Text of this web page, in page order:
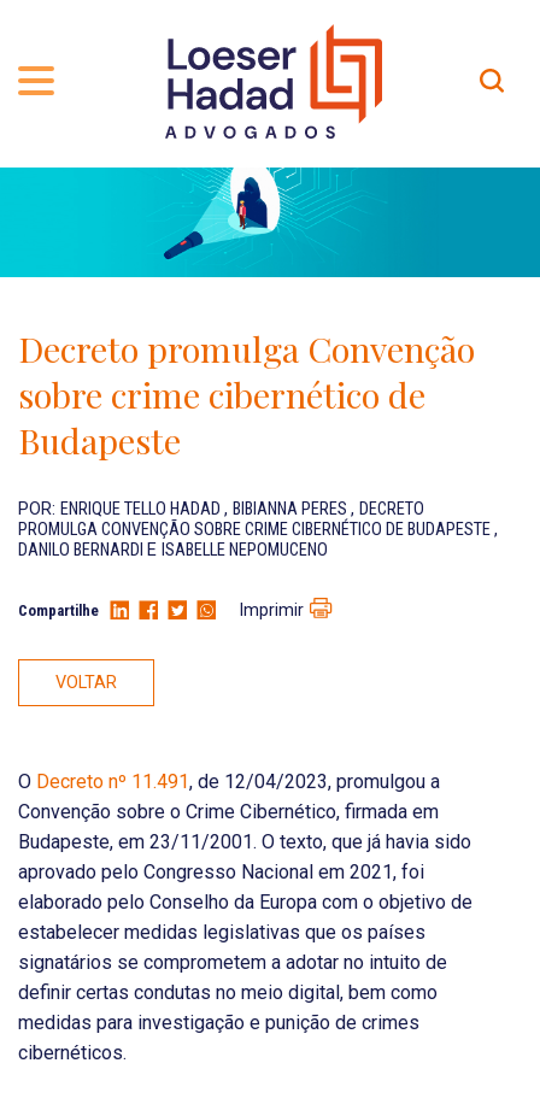
INCLUSÃO E DIVERSIDADE
PRÊMIOS
NOSSA EQUIPE
ÁREAS DE ATUAÇÃO
PROFISSIONAIS
CARREIRA
Contato
Localização
Decreto promulga Convenção
sobre crime cibernético de
Budapeste
POR: ENRIQUE TELLO HADAD , BIBIANNA PERES , DECRETO
PROMULGA CONVENÇÃO SOBRE CRIME CIBERNÉTICO DE BUDAPESTE,
DANILO BERNARDI E ISABELLE NEPOMUCENO
Compartilhe Imprimir
VOLTAR
O Decreto nº 11.491, de 12/04/2023, promulgou a
Convenção sobre o Crime Cibernético, firmada em
Budapeste, em 23/11/2001. O texto, que já havia sido
aprovado pelo Congresso Nacional em 2021, foi
elaborado pelo Conselho da Europa com o objetivo de
estabelecer medidas legislativas que os países
signatários se comprometem a adotar no intuito de
definir certas condutas no meio digital, bem como
medidas para investigação e punição de crimes
cibernéticos.